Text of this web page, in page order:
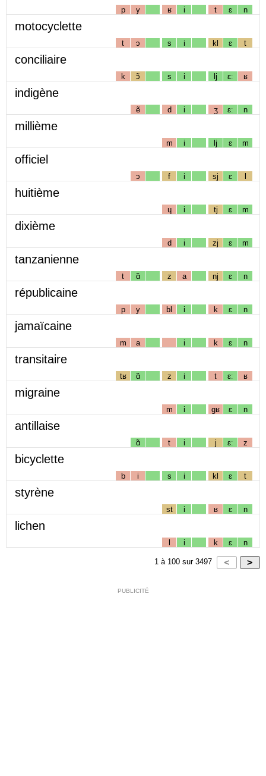
p y ʁ i t ɛ n
motocyclette
t ɔ s i kl ɛ t
conciliaire
k ɔ̃ s i lj ɛː ʁ
indigène
ẽ d i ʒ ɛː n
millième
m i lj ɛ m
officiel
ɔ f i sj ɛ l
huitième
ɥ i tj ɛ m
dixième
d i zj ɛ m
tanzanienne
t ɑ̃ z a nj ɛ n
républicaine
p y bl i k ɛ n
jamaïcaine
m a i k ɛ n
transitaire
tʁ ɑ̃ z i t ɛː ʁ
migraine
m i gʁ ɛ n
antillaise
ɑ̃ t i j ɛː z
bicyclette
b i s i kl ɛ t
styrène
st i ʁ ɛ n
lichen
l i k ɛ n
1 à 100 sur 3497
PUBLICITÉ